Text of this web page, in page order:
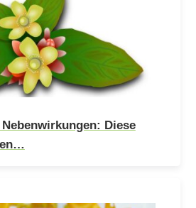
Diese